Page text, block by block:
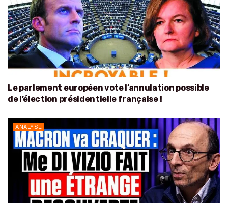
Le parlement européen vote l’annulation possible
de l’élection présidentielle française !
ANALYSE